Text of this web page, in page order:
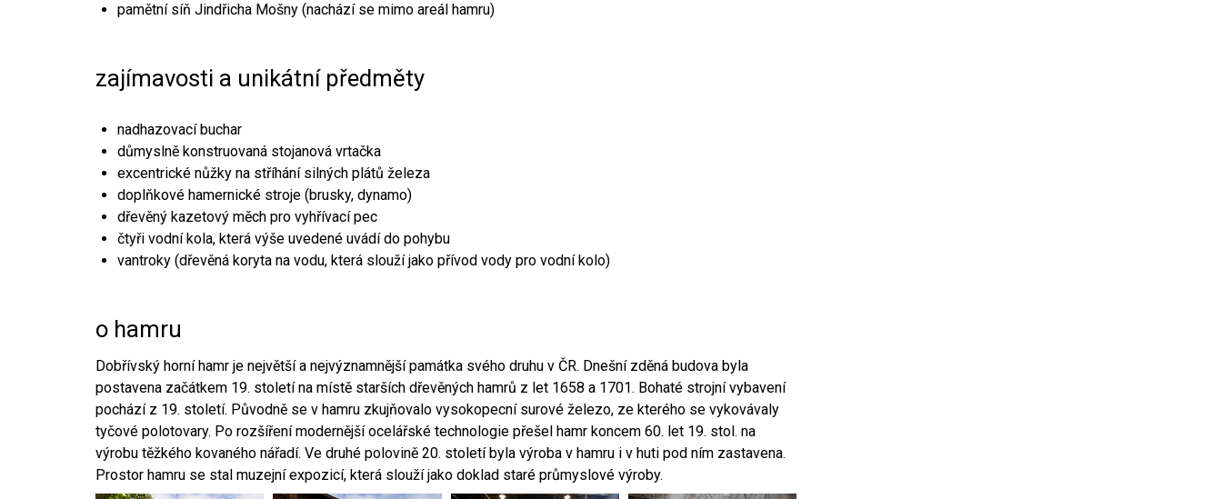
pamětní síň Jindřicha Mošny (nachází se mimo areál hamru)
zajímavosti a unikátní předměty
nadhazovací buchar
důmyslně konstruovaná stojanová vrtačka
excentrické nůžky na stříhání silných plátů železa
doplňkové hamernické stroje (brusky, dynamo)
dřevěný kazetový měch pro vyhřívací pec
čtyři vodní kola, která výše uvedené uvádí do pohybu
vantroky (dřevěná koryta na vodu, která slouží jako přívod vody pro vodní kolo)
o hamru
Dobřívský horní hamr je největší a nejvýznamnější památka svého druhu v ČR. Dnešní zděná budova byla
postavena začátkem 19. století na místě starších dřevěných hamrů z let 1658 a 1701. Bohaté strojní vybavení
pochází z 19. století. Původně se v hamru zkujňovalo vysokopecní surové železo, ze kterého se vykovávaly
tyčové polotovary. Po rozšíření modernější ocelářské technologie přešel hamr koncem 60. let 19. stol. na
výrobu těžkého kovaného nářadí. Ve druhé polovině 20. století byla výroba v hamru i v huti pod ním zastavena.
Prostor hamru se stal muzejní expozicí, která slouží jako doklad staré průmyslové výroby.